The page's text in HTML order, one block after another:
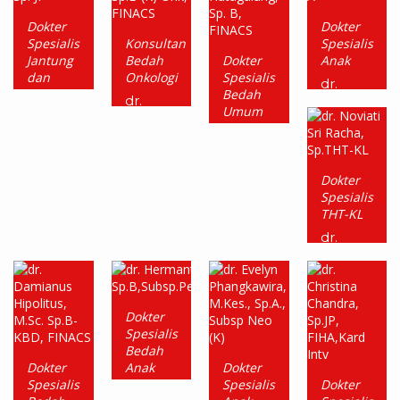
Dokter
Spesialis
Jantung
dan
Pembuluh
Konsultan
Bedah
Onkologi
dr.
Dokter
Spesialis
Bedah
Umum
Dokter
Spesialis
Anak
dr.
Hutasoit,
Sp. A
Dokter
Spesialis
THT-KL
dr.
Sri
Racha,
Sp.THT-
KL
Dokter
Spesialis
Dokter
Spesialis
Bedah
Anak
Dokter
Spesialis
Dokter